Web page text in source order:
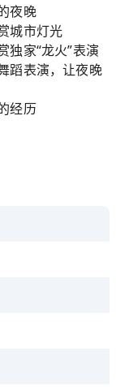
夜晚
城市灯光
独家“龙火”表演
蹈表演，让夜晚
经历